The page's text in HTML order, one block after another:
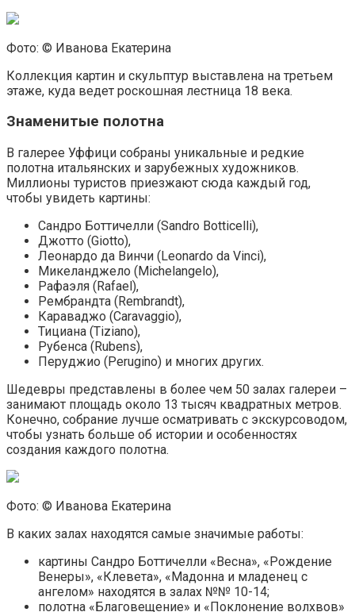
Фото: © Иванова Екатерина
Коллекция картин и скульптур выставлена на третьем
этаже, куда ведет роскошная лестница 18 века.
Знаменитые полотна
В галерее Уффици собраны уникальные и редкие
полотна итальянских и зарубежных художников.
Миллионы туристов приезжают сюда каждый год,
чтобы увидеть картины:
Сандро Боттичелли (Sandro Botticelli),
Джотто (Giotto),
Леонардо да Винчи (Leonardo da Vinci),
Микеланджело (Michelangelo),
Рафаэля (Rafael),
Рембрандта (Rembrandt),
Караваджо (Caravaggio),
Тициана (Tiziano),
Рубенса (Rubens),
Перуджио (Perugino) и многих других.
Шедевры представлены в более чем 50 залах галереи –
занимают площадь около 13 тысяч квадратных метров.
Конечно, собрание лучше осматривать с экскурсоводом,
чтобы узнать больше об истории и особенностях
создания каждого полотна.
Фото: © Иванова Екатерина
В каких залах находятся самые значимые работы:
картины Сандро Боттичелли «Весна», «Рождение
Венеры», «Клевета», «Мадонна и младенец с
ангелом» находятся в залах №№ 10-14;
полотна «Благовещение» и «Поклонение волхвов»